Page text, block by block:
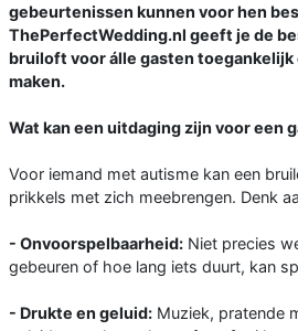
gebeurtenissen kunnen voor hen
ThePerfectWedding.nl geeft je de
bruiloft voor álle gasten toegankelijk
maken.
Wat kan een uitdaging zijn voor een
Voor iemand met autisme kan een
prikkels met zich meebrengen. Denk
- Onvoorspelbaarheid: Niet precies
gebeuren of hoe lang iets duurt, kan
- Drukte en geluid: Muziek, pratende